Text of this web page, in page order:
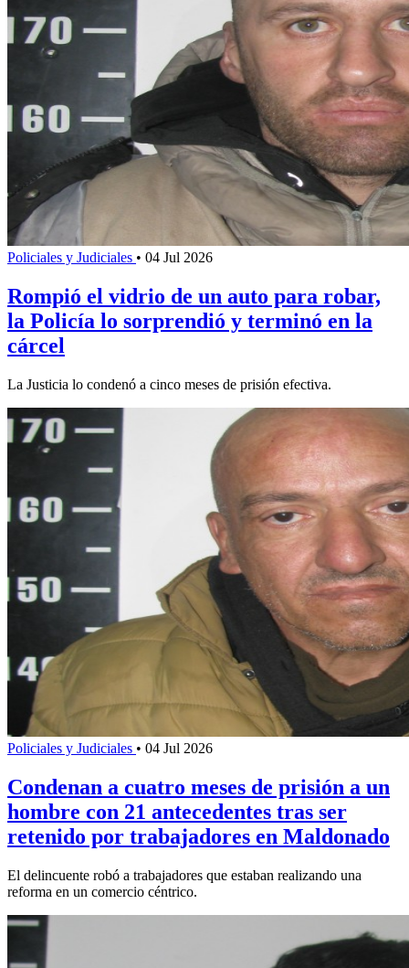
Policiales y Judiciales • 04 Jul 2026
Rompió el vidrio de un auto para robar,
la Policía lo sorprendió y terminó en la
cárcel
La Justicia lo condenó a cinco meses de prisión efectiva.
Policiales y Judiciales • 04 Jul 2026
Condenan a cuatro meses de prisión a un
hombre con 21 antecedentes tras ser
retenido por trabajadores en Maldonado
El delincuente robó a trabajadores que estaban realizando una
reforma en un comercio céntrico.